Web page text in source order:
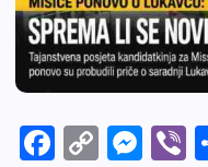
F
C
M